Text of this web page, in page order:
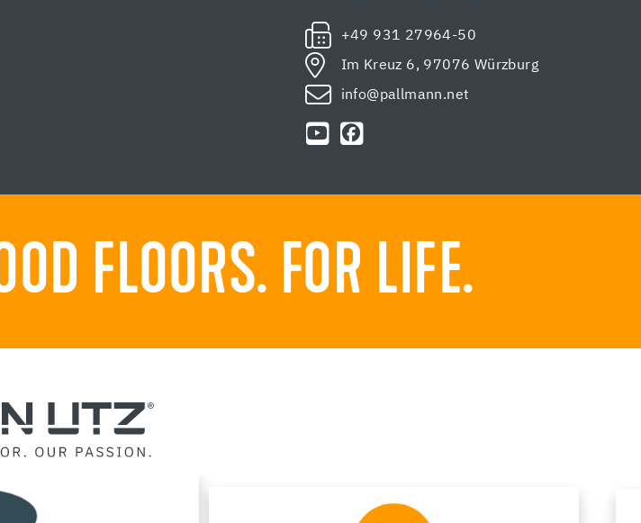
+49 931 27964-50
Im Kreuz 6, 97076 Würzburg
info@pallmann.net
FLOORS. FOR LIFE.